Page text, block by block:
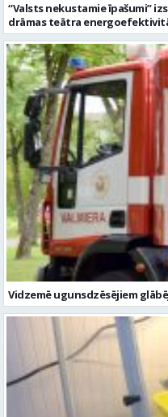
“Valsts nekustamie īpašumi”
drāmas teātra
Vidzemē ugunsdzēsējiem